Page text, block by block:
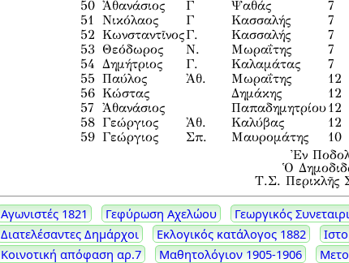
50 Ἀθανάσιος Γ Ψαθάς 7
51
Νικόλαος Γ Κασσαλής 7
52
Κωνσταντῖνος Γ. Κασσαλής 7
53
Θεόδωρος Ν. Μωραΐτης 7
54
Δημήτριος Γ. Καλαμάτας 7
55
Παύλος Ἀθ. Μωραΐτης 12
56 Κώστας Δημάκης 12
57
Ἀθανάσιος Παπαδημητρίου 12
58
Γεώργιος Ἀθ. Καλύβας 12
59
Γεώργιος Σπ. Μαυρομάτης 10
Ἐν
Ὁ
Τ.Σ. Περικλῆς
Αγωνιστές 1821 Γεφύρωση Αχελώου Γεωργικός
Διατελέσαντες Δημάρχοι
Εκλογικός κατάλογος 1882
Κοινοτική απόφαση αρ.7
Μαθητολόγιον 1905-1906